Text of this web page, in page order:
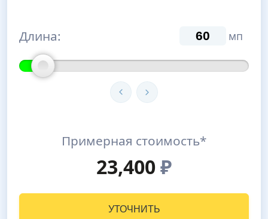
Длина: мп
Примерная стоимость*
23,400₽
УТОЧНИТЬ